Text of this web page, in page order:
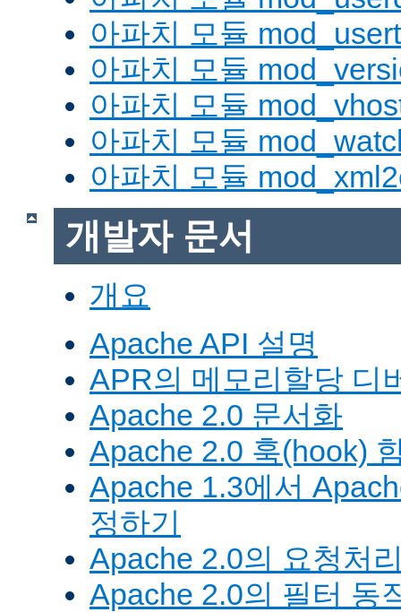
아파치 모듈
아파치 모듈
아파치 모듈
아파치 모듈
아파치 모듈
개발자 문서
개요
Apache API 설명
APR의 메모리할당 디
Apache 2.0 문서화
Apache 2.0 훅(hook)
Apache 1.3에서
정하기
Apache 2.0의 요청처
Apache 2.0의 필터 동